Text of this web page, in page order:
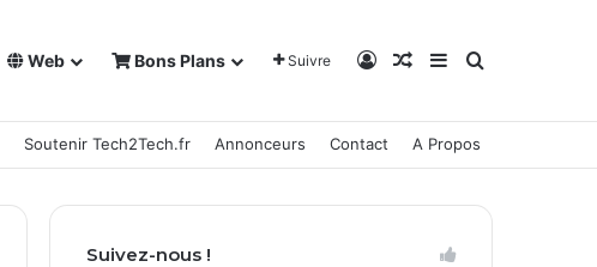
Web Bons Plans Suivre Connexion
Article Aléatoire
Sidebar (barre
Rechercher
Soutenir Tech2Tech.fr Annonceurs Contact A Propos
Suivez-nous !